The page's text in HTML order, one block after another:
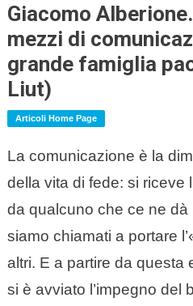
Giacomo
mezzi di
grande famiglia
Liut)
Articoli Home Page
La comunicazione è la
della vita di fede: si riceve
da qualcuno che ce ne
siamo chiamati a portare
altri. E a partire da questa
si è avviato l’impegno del